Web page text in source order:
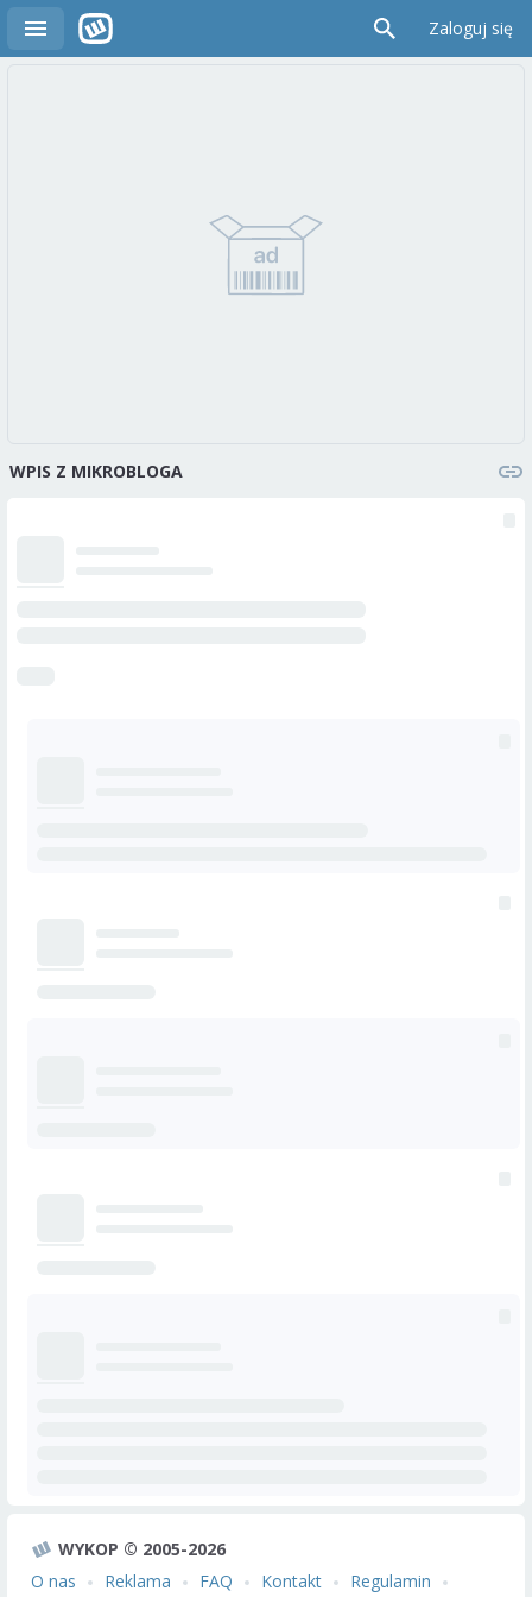
Zaloguj się
WPIS Z MIKROBLOGA
WYKOP © 2005-2026
O nas
Reklama FAQ Kontakt
Regulamin